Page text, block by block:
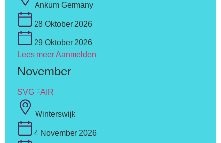
Ankum Germany
28 Oktober 2026
29 Oktober 2026
Lees meerAanmelden
November
SVG FAIR
Winterswijk
4 November 2026